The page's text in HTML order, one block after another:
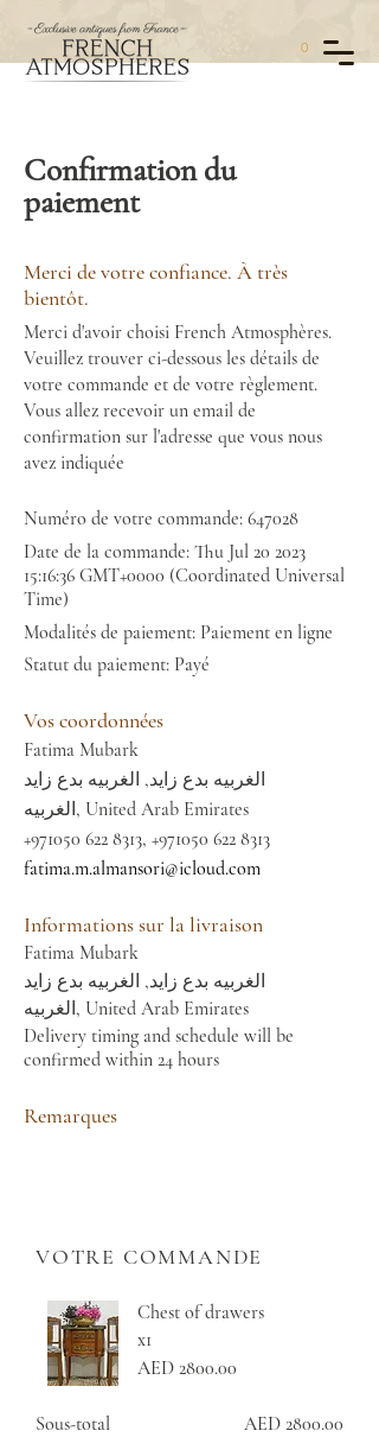
0
Confirmation du
paiement
Merci de votre confiance. À très
bientôt.
Merci d'avoir choisi French Atmosphères.
Veuillez trouver ci-dessous les détails de
votre commande et de votre règlement.
Vous allez recevoir un email de
confirmation sur l'adresse que vous nous
avez indiquée
Numéro de votre commande: 647028
Date de la commande: Thu Jul 20 2023
15:16:36 GMT+0000 (Coordinated Universal
Time)
Modalités de paiement: Paiement en ligne
Statut du paiement: Payé
Vos coordonnées
Fatima Mubark
الغربيه بدع زايد, الغربيه بدع زايد
الغربيه, United Arab Emirates
+971050 622 8313, +971050 622 8313
fatima.m.almansori@icloud.com
Informations sur la livraison
Fatima Mubark
الغربيه بدع زايد, الغربيه بدع زايد
الغربيه, United Arab Emirates
Delivery timing and schedule will be
confirmed within 24 hours
Remarques
VOTRE COMMANDE
Chest of drawers
x1
AED 2800.00
Sous-total AED 2800.00